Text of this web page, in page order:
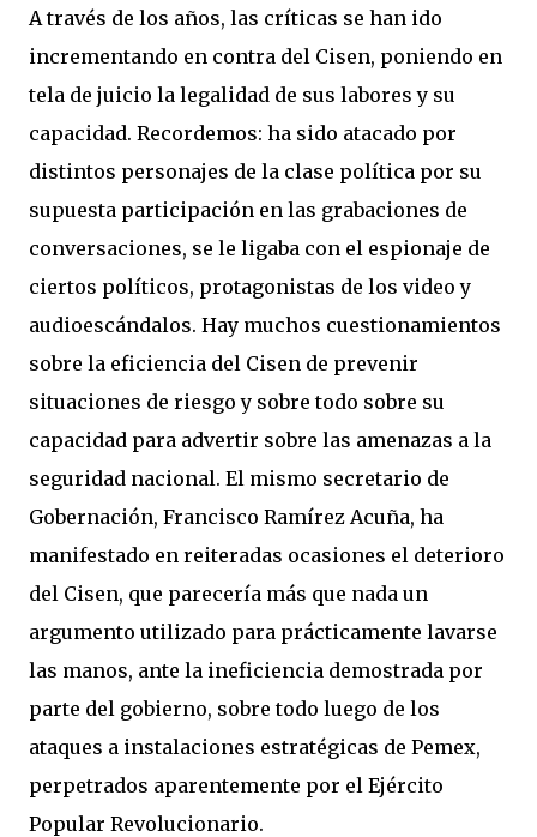
A través de los años, las críticas se han ido
incrementando en contra del Cisen, poniendo en
tela de juicio la legalidad de sus labores y su
capacidad. Recordemos: ha sido atacado por
distintos personajes de la clase política por su
supuesta participación en las grabaciones de
conversaciones, se le ligaba con el espionaje de
ciertos políticos, protagonistas de los video y
audioescándalos. Hay muchos cuestionamientos
sobre la eficiencia del Cisen de prevenir
situaciones de riesgo y sobre todo sobre su
capacidad para advertir sobre las amenazas a la
seguridad nacional. El mismo secretario de
Gobernación, Francisco Ramírez Acuña, ha
manifestado en reiteradas ocasiones el deterioro
del Cisen, que parecería más que nada un
argumento utilizado para prácticamente lavarse
las manos, ante la ineficiencia demostrada por
parte del gobierno, sobre todo luego de los
ataques a instalaciones estratégicas de Pemex,
perpetrados aparentemente por el Ejército
Popular Revolucionario.